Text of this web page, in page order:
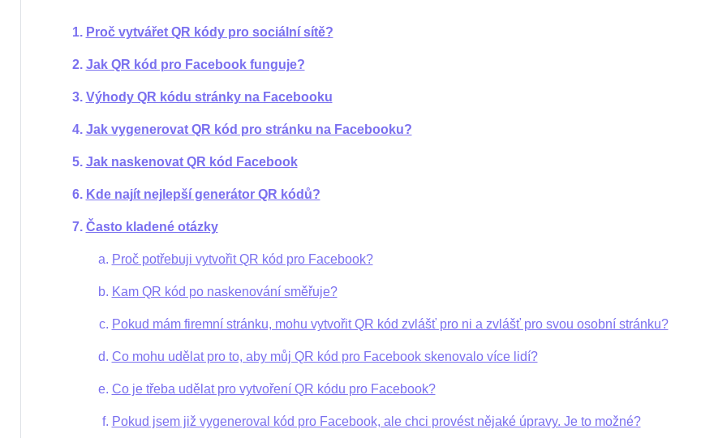
Proč vytvářet QR kódy pro sociální sítě?
Jak QR kód pro Facebook funguje?
Výhody QR kódu stránky na Facebooku
Jak vygenerovat QR kód pro stránku na Facebooku?
Jak naskenovat QR kód Facebook
Kde najít nejlepší generátor QR kódů?
Často kladené otázky
Proč potřebuji vytvořit QR kód pro Facebook?
Kam QR kód po naskenování směřuje?
Pokud mám firemní stránku, mohu vytvořit QR kód zvlášť pro ni a zvlášť pro svou osobní stránku?
Co mohu udělat pro to, aby můj QR kód pro Facebook skenovalo více lidí?
Co je třeba udělat pro vytvoření QR kódu pro Facebook?
Pokud jsem již vygeneroval kód pro Facebook, ale chci provést nějaké úpravy. Je to možné?